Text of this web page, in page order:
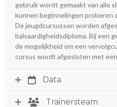
gebruik wordt gemaakt van alle
kunnen beginnelingen proberen
De jeugdcursussen worden
balvaardigheidsdiploma. Bij een
de mogelijkheid om een
cursus wordt afgesloten met
Data
Trainersteam